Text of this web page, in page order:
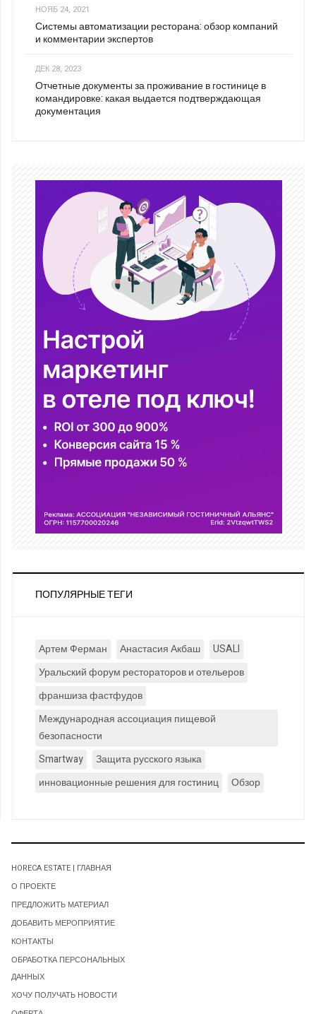
НОЯБ 24, 2021
Системы автоматизации ресторана: обзор компаний
и комментарии экспертов
ДЕК 28, 2023
Отчетные документы за проживание в гостинице в
командировке: какая выдается подтверждающая
документация
ПОПУЛЯРНЫЕ ТЕГИ
Артем Ферман Анастасия Акбаш
USALI
Уральский форум рестораторов и отельеров
франшиза фастфудов
Международная ассоциация пищевой
безопасности
Smartway
Защита русского языка
инновационные решения для гостиниц
Обзор
HORECA ESTATE | ГЛАВНАЯ
О ПРОЕКТЕ
ПРЕДЛОЖИТЬ МАТЕРИАЛ
ДОБАВИТЬ МЕРОПРИЯТИЕ
КОНТАКТЫ
ОБРАБОТКА ПЕРСОНАЛЬНЫХ
ДАННЫХ
ХОЧУ ПОЛУЧАТЬ НОВОСТИ